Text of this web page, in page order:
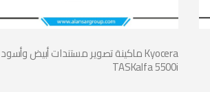
ماكينة تصوير مستندات أبيض وأسود Kyocera
TASKalfa 5500i